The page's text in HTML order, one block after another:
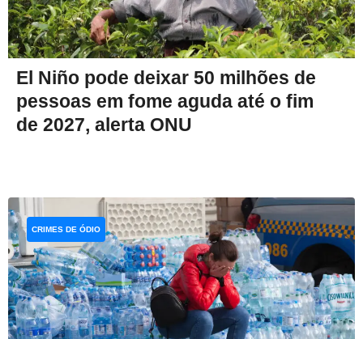
El Niño pode deixar 50 milhões de
pessoas em fome aguda até o fim
de 2027, alerta ONU
CRIMES DE ÓDIO